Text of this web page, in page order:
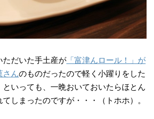
ただいた手土産が 「富津んロール！」が
さんのものだったので軽く小躍りをした
といっても、一晩おいておいたらほとん
しまったのですが・・・（トホホ）。